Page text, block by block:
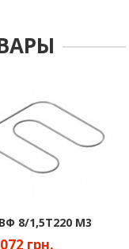
8/1,5Т220 М3
грн.